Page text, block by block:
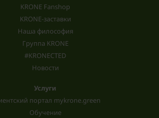
KRONE Fanshop
KRONE-заставки
Наша философия
Группа KRONE
#KRONECTED
Новости
Услуги
портал mykrone.green
Обучение